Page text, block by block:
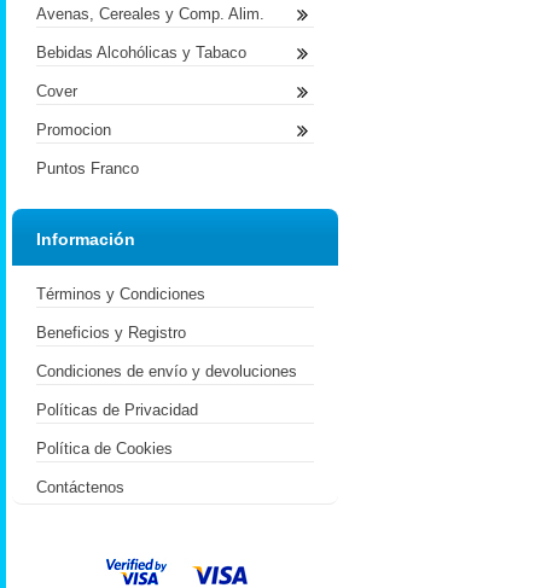
Avenas, Cereales y Comp. Alim.
Bebidas Alcohólicas y Tabaco
Cover
Promocion
Puntos Franco
Información
Términos y Condiciones
Beneficios y Registro
Condiciones de envío y devoluciones
Políticas de Privacidad
Política de Cookies
Contáctenos